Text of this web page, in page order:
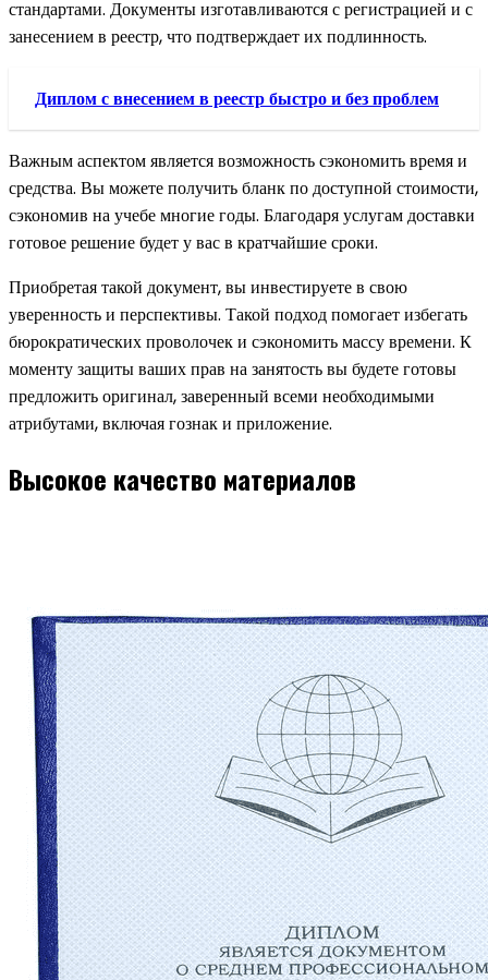
стандартами. Документы изготавливаются с регистрацией и с
занесением в реестр, что подтверждает их подлинность.
Диплом с внесением в реестр быстро и без проблем
Важным аспектом является возможность сэкономить время и
средства. Вы можете получить бланк по доступной стоимости,
сэкономив на учебе многие годы. Благодаря услугам доставки
готовое решение будет у вас в кратчайшие сроки.
Приобретая такой документ, вы инвестируете в свою
уверенность и перспективы. Такой подход помогает избегать
бюрократических проволочек и сэкономить массу времени. К
моменту защиты ваших прав на занятость вы будете готовы
предложить оригинал, заверенный всеми необходимыми
атрибутами, включая гознак и приложение.
Высокое качество материалов